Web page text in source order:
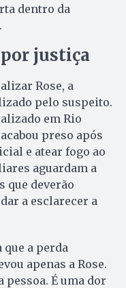
dentro da
por justiça
Rose, a
pelo suspeito.
em Rio
preso após
e atear fogo ao
aguardam a
que deverão
a esclarecer a
a perda
apenas a Rose.
É uma dor